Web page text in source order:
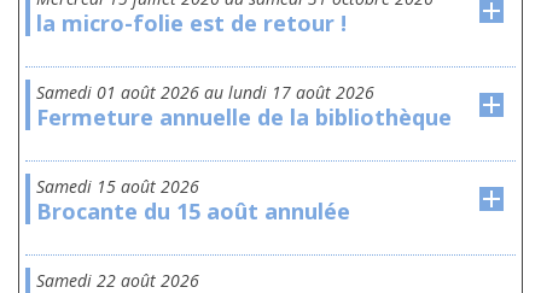
la micro-folie est de retour !
samedi 01 août 2026 au lundi 17 août 2026
Fermeture annuelle de la bibliothèque
samedi 15 août 2026
Brocante du 15 août annulée
samedi 22 août 2026